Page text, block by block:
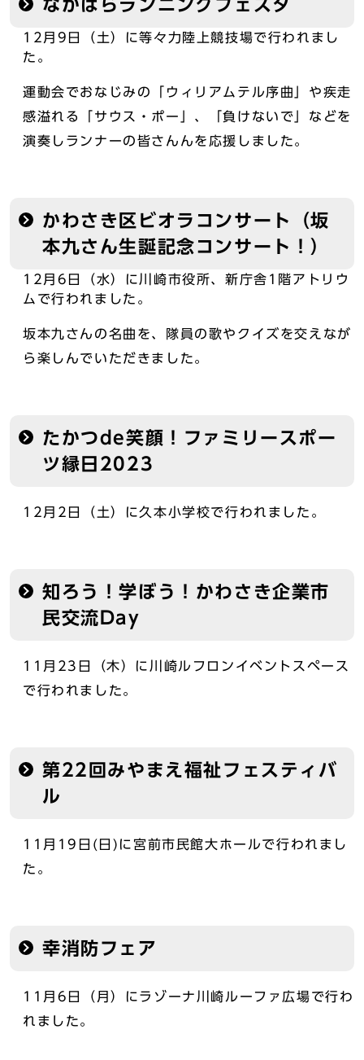
なかはらランニングフェスタ
12月9日（土）に等々力陸上競技場で行われまし
た。
運動会でおなじみの「ウィリアムテル序曲」や疾走
感溢れる「サウス・ポー」、「負けないで」などを
演奏しランナーの皆さんんを応援しました。
かわさき区ビオラコンサート（坂
本九さん生誕記念コンサート！）
12月6日（水）に川崎市役所、新庁舎1階アトリウ
ムで行われました。
坂本九さんの名曲を、隊員の歌やクイズを交えなが
ら楽しんでいただきました。
たかつde笑顔！ファミリースポー
ツ縁日2023
12月2日（土）に久本小学校で行われました。
知ろう！学ぼう！かわさき企業市
民交流Day
11月23日（木）に川崎ルフロンイベントスペース
で行われました。
第22回みやまえ福祉フェスティバ
ル
11月19日(日)に宮前市民館大ホールで行われまし
た。
幸消防フェア
11月6日（月）にラゾーナ川崎ルーファ広場で行わ
れました。